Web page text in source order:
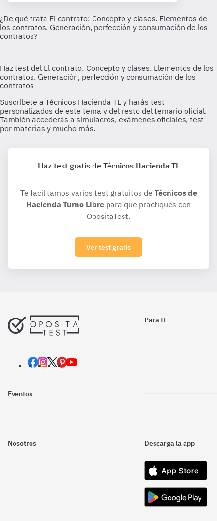
Haz test gratis de Técnicos Hacienda TL
Te facilitamos varios test gratuitos de Técnicos de
Hacienda Turno Libre para que practiques con
OpositaTest.
Ver test gratis
Para ti
Eventos
Nosotros Descarga la app